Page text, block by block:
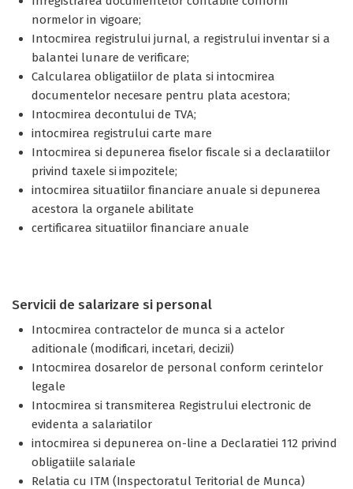
normelor in vigoare;
Intocmirea registrului jurnal, a registrului inventar si a
balantei lunare de verificare;
Calcularea obligatiilor de plata si intocmirea
documentelor necesare pentru plata acestora;
Intocmirea decontului de TVA;
intocmirea registrului carte mare
Intocmirea si depunerea fiselor fiscale si a declaratiilor
privind taxele si impozitele;
intocmirea situatiilor financiare anuale si depunerea
acestora la organele abilitate
certificarea situatiilor financiare anuale
Servicii de salarizare si personal
Intocmirea contractelor de munca si a actelor
aditionale (modificari, incetari, decizii)
Intocmirea dosarelor de personal conform cerintelor
legale
Intocmirea si transmiterea Registrului electronic de
evidenta a salariatilor
intocmirea si depunerea on-line a Declaratiei 112 privind
obligatiile salariale
Relatia cu ITM (Inspectoratul Teritorial de Munca)